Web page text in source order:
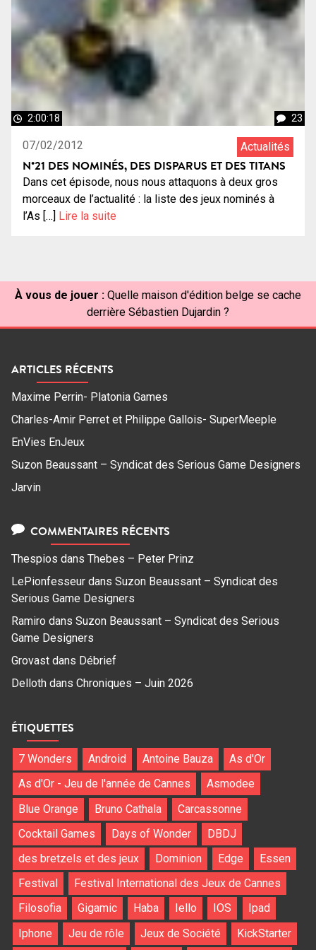
2:00:18 23
07/02/2012 Actualités
N°21 DES NOMINÉS, DES DISPARUS ET DES TITANS
Dans cet épisode, nous nous attaquons à deux gros
morceaux de l’actualité : la liste des jeux nominés à
l’As […] Lire la suite
À vous de jouer : Quelle maison d'édition belge se cache
derrière Sébastien Dujardin ?
ARTICLES RÉCENTS
Maxime Perrin- Platonia Games
Charles-Amir Perret et Philippe Gallois- SuperMeeple
EnVies EnJeux
Suzon Beaussant – Syndicat des Serious Game Designers
Jarvin
COMMENTAIRES RÉCENTS
Thespios dans Thebes – Peter Prinz
LePionfesseur dans Suzon Beaussant – Syndicat des
Serious Game Designers
Ramiro dans Suzon Beaussant – Syndicat des Serious
Game Designers
Grovast dans Débrief
Delloth dans Chroniques – Juin 2026
ÉTIQUETTES
7 Wonders Android Antoine Bauza
As d'Or
As d'Or - Jeu de l'année de Cannes
Asmodee
Blue Orange
Bruno Cathala
Carcassonne
Cocktail Games
Days of Wonder
DBDJ
des bretzels et des jeux
Dominion Edge
Essen
Festival
Festival International des Jeux de Cannes
Filosofia
Gigamic Haba Iello IOS
Ipad
Iphone
Jeu de rôle Jeux de Société KickStarter